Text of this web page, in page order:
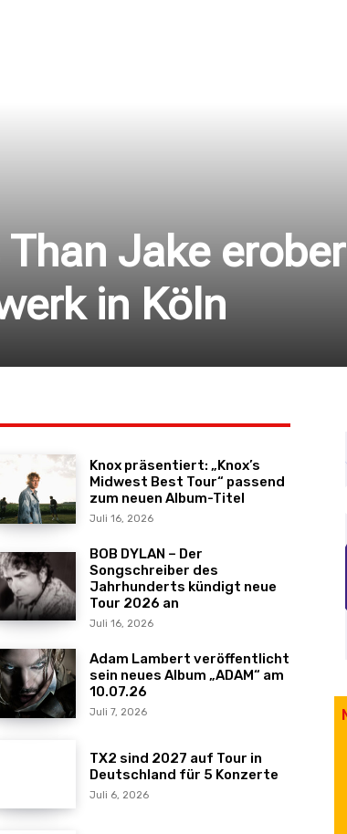
Jake
in Köln
Knox präsentiert: „Knox’s
Midwest Best Tour“ passend
zum neuen Album-Titel
Juli 16, 2026
BOB DYLAN – Der
Songschreiber des
Jahrhunderts kündigt neue
Tour 2026 an
Juli 16, 2026
Adam Lambert veröffentlicht
sein neues Album „ADAM“ am
10.07.26
Juli 7, 2026
TX2 sind 2027 auf Tour in
Deutschland für 5 Konzerte
Juli 6, 2026